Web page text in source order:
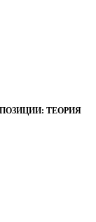
ТЕОРИЯ